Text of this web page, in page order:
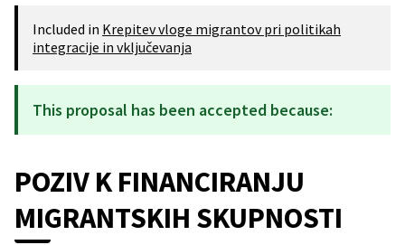
Included in Krepitev vloge migrantov pri politikah
integracije in vključevanja
This proposal has been accepted because:
POZIV K FINANCIRANJU
MIGRANTSKIH SKUPNOSTI